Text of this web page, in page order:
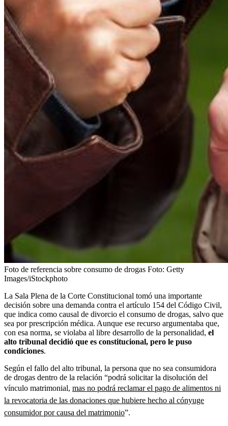
Foto de referencia sobre consumo de drogas Foto: Getty
Images/iStockphoto
La Sala Plena de la Corte Constitucional tomó una importante
decisión sobre una demanda contra el artículo 154 del Código Civil,
que indica como causal de divorcio el consumo de drogas, salvo que
sea por prescripción médica. Aunque ese recurso argumentaba que,
con esa norma, se violaba al libre desarrollo de la personalidad, el
alto tribunal decidió que es constitucional, pero le puso
condiciones.
Según el fallo del alto tribunal, la persona que no sea consumidora
de drogas dentro de la relación “podrá solicitar la disolución del
vínculo matrimonial, mas no podrá reclamar el pago de alimentos ni
la revocatoria de las donaciones que hubiere hecho al cónyuge
consumidor por causa del matrimonio”.